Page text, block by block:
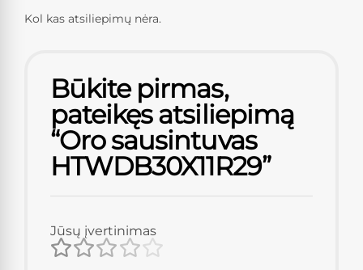
Kol kas atsiliepimų nėra.
Būkite pirmas,
pateikęs atsiliepimą
“Oro sausintuvas
HTWDB30X11R29”
Jūsų įvertinimas